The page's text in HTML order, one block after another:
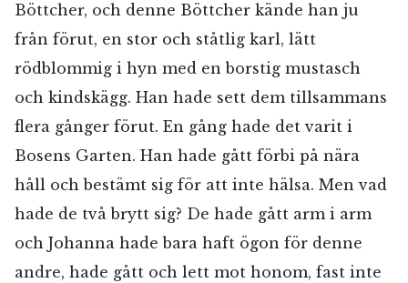
Böttcher, och denne Böttcher kände han ju
från förut, en stor och ståtlig karl, lätt
rödblommig i hyn med en borstig mustasch
och kindskägg. Han hade sett dem tillsammans
flera gånger förut. En gång hade det varit i
Bosens Garten. Han hade gått förbi på nära
håll och bestämt sig för att inte hälsa. Men vad
hade de två brytt sig? De hade gått arm i arm
och Johanna hade bara haft ögon för denne
andre, hade gått och lett mot honom, fast inte